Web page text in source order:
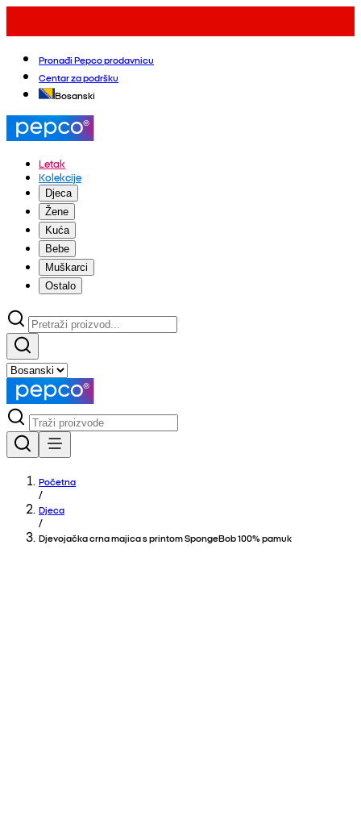
Pronađi Pepco prodavnicu
Centar za podršku
Bosanski
Letak
Kolekcije
Djeca
Žene
Kuća
Bebe
Muškarci
Ostalo
Početna
/
Djeca
/
Djevojačka crna majica s printom SpongeBob 100% pamuk